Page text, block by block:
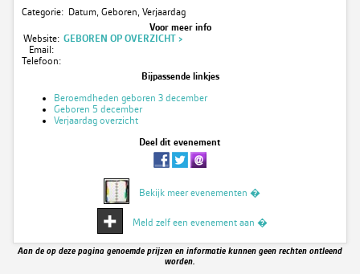
Categorie: Datum, Geboren, Verjaardag
Voor meer info
Website: GEBOREN OP OVERZICHT >
Email:
Telefoon:
Bijpassende linkjes
Beroemdheden geboren 3 december
Geboren 5 december
Verjaardag overzicht
Deel dit evenement
Bekijk meer evenementen �
Meld zelf een evenement aan �
Aan de op deze pagina genoemde prijzen en informatie kunnen geen rechten ontleend
worden.